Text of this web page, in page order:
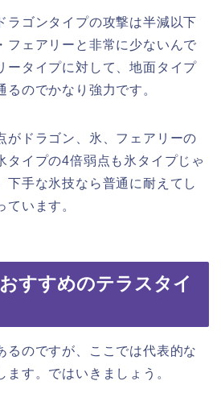
ラゴンタイプの攻撃は半減以下
フェアリーと非常に少ないんで
ータイプに対して、地面タイプ
のでかなり強力です。
がドラゴン、氷、フェアリーの
タイプの4倍弱点も氷タイプじゃ
下手な氷技なら普通に耐えてし
ています。
すすめのテラスタイ
るのですが、ここでは代表的な
ます。ではいきましょう。